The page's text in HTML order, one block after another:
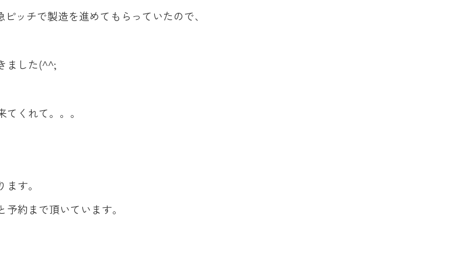
ッチで製造を進めてもらっていたので、
ました(^^;
くれて。。。
す。
約まで頂いています。